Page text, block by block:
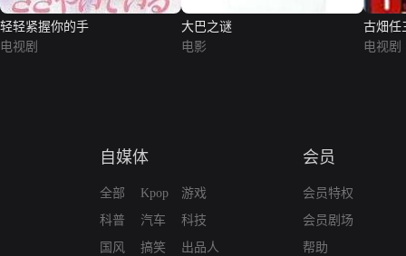
轻轻紧握你的手
电视剧
大巴之谜
电影
古畑任
电视剧
自媒体
全部
科普
国风
Kpop
汽车
搞笑
游戏
科技
出品人
会员
会员特权
会员剧场
帮助